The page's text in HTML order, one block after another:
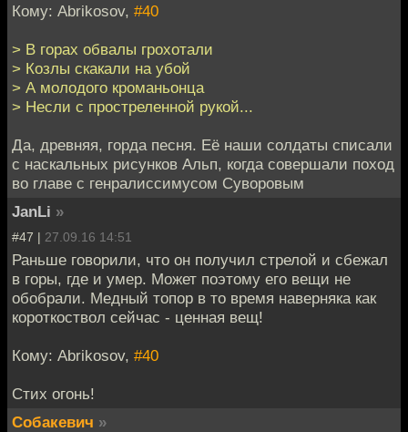
Кому: Abrikosov, #40
> В горах обвалы грохотали
> Козлы скакали на убой
> А молодого кроманьонца
> Несли с простреленной рукой...
Да, древняя, горда песня. Её наши солдаты списали
с наскальных рисунков Альп, когда совершали поход
во главе с генралиссимусом Суворовым
JanLi »
#47 | 27.09.16 14:51
Раньше говорили, что он получил стрелой и сбежал
в горы, где и умер. Может поэтому его вещи не
обобрали. Медный топор в то время наверняка как
короткоствол сейчас - ценная вещ!
Кому: Abrikosov, #40
Стих огонь!
Собакевич »